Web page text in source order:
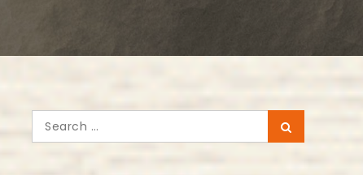
Search
for: